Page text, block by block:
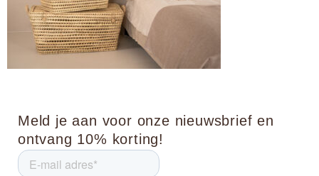
Meld je aan voor onze nieuwsbrief en
ontvang 10% korting!